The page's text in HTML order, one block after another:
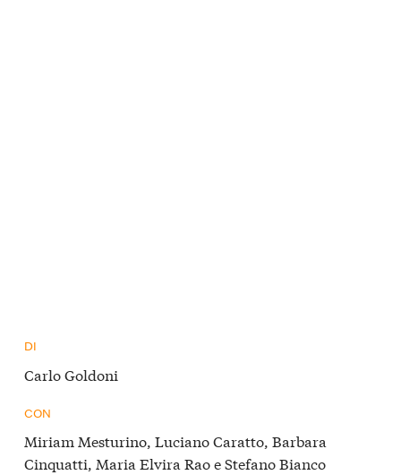
DI
Carlo Goldoni
CON
Miriam Mesturino, Luciano Caratto, Barbara
Cinquatti, Maria Elvira Rao e Stefano Bianco